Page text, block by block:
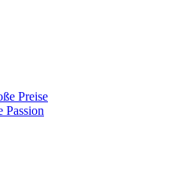
Preise
Passion